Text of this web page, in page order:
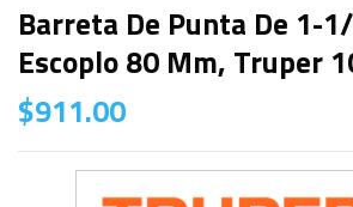
Barreta De Punta De 1-
Escoplo 80 Mm, Truper
$911.00